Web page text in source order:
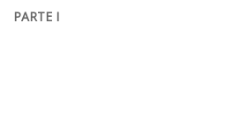
PARTE I